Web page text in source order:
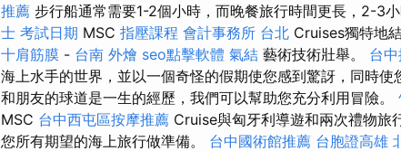
推薦 步行船通常需要1-2個小時，而晚餐旅行時間更長，2-3
士 考試日期 MSC 指壓課程 會計事務所 台北 Cruises獨特地
十肩筋膜 - 台南 外燴 seo點擊軟體 氣結 藝術技術壯舉。 台
海上水手的世界，並以一個奇怪的假期使您感到驚訝，同時
和朋友的球道是一生的經歷，我們可以幫助您充分利用冒險。
MSC 台中西屯區按摩推薦 Cruise與匈牙利導遊和兩次禮物旅
您所有期望的海上旅行做準備。 台中國術館推薦 台胞證高雄